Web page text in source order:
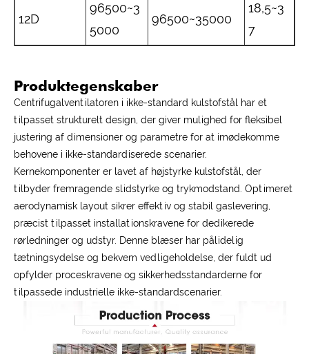
12D
96500~3
5000
96500~35000
18,5~3
7
Produktegenskaber
Centrifugalventilatoren i ikke-standard kulstofstål har et
tilpasset strukturelt design, der giver mulighed for fleksibel
justering af dimensioner og parametre for at imødekomme
behovene i ikke-standardiserede scenarier.
Kernekomponenter er lavet af højstyrke kulstofstål, der
tilbyder fremragende slidstyrke og trykmodstand. Optimeret
aerodynamisk layout sikrer effektiv og stabil gaslevering,
præcist tilpasset installationskravene for dedikerede
rørledninger og udstyr. Denne blæser har pålidelig
tætningsydelse og bekvem vedligeholdelse, der fuldt ud
opfylder proceskravene og sikkerhedsstandarderne for
tilpassede industrielle ikke-standardscenarier.